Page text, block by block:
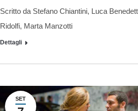
Scritto da Stefano Chiantini, Luca
Ridolfi, Marta Manzotti
Dettagli
SET